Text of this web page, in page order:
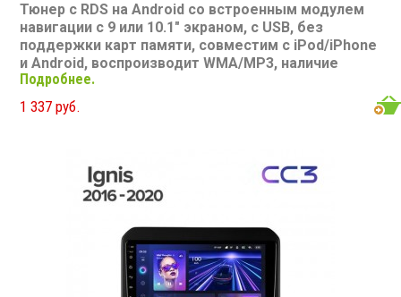
Тюнер с RDS на Android со встроенным модулем
навигации с 9 или 10.1" экраном, с USB, без
поддержки карт памяти, совместим с iPod/iPhone
и Android, воспроизводит WMA/MP3, наличие
Bluetooth, подключение камеры заднего вида,
подходит для Suzuki SX4 1 2006-2014
10,1" Подсветка: многоцветная CD/MP3: нет/есть
есть Съемная панель: нет RCA (линейные) выходы: 3
пары Мощность 50 Вт х 4
Подробнее.
1 337 руб.